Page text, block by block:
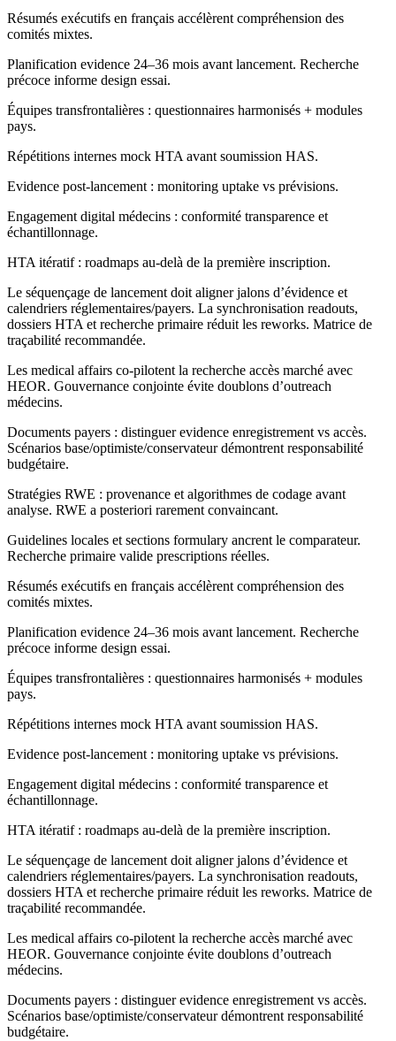
Résumés exécutifs en français accélèrent compréhension des
comités mixtes.
Planification evidence 24–36 mois avant lancement. Recherche
précoce informe design essai.
Équipes transfrontalières : questionnaires harmonisés + modules
pays.
Répétitions internes mock HTA avant soumission HAS.
Evidence post-lancement : monitoring uptake vs prévisions.
Engagement digital médecins : conformité transparence et
échantillonnage.
HTA itératif : roadmaps au-delà de la première inscription.
Le séquençage de lancement doit aligner jalons d’évidence et
calendriers réglementaires/payers. La synchronisation readouts,
dossiers HTA et recherche primaire réduit les reworks. Matrice de
traçabilité recommandée.
Les medical affairs co-pilotent la recherche accès marché avec
HEOR. Gouvernance conjointe évite doublons d’outreach
médecins.
Documents payers : distinguer evidence enregistrement vs accès.
Scénarios base/optimiste/conservateur démontrent responsabilité
budgétaire.
Stratégies RWE : provenance et algorithmes de codage avant
analyse. RWE a posteriori rarement convaincant.
Guidelines locales et sections formulary ancrent le comparateur.
Recherche primaire valide prescriptions réelles.
Résumés exécutifs en français accélèrent compréhension des
comités mixtes.
Planification evidence 24–36 mois avant lancement. Recherche
précoce informe design essai.
Équipes transfrontalières : questionnaires harmonisés + modules
pays.
Répétitions internes mock HTA avant soumission HAS.
Evidence post-lancement : monitoring uptake vs prévisions.
Engagement digital médecins : conformité transparence et
échantillonnage.
HTA itératif : roadmaps au-delà de la première inscription.
Le séquençage de lancement doit aligner jalons d’évidence et
calendriers réglementaires/payers. La synchronisation readouts,
dossiers HTA et recherche primaire réduit les reworks. Matrice de
traçabilité recommandée.
Les medical affairs co-pilotent la recherche accès marché avec
HEOR. Gouvernance conjointe évite doublons d’outreach
médecins.
Documents payers : distinguer evidence enregistrement vs accès.
Scénarios base/optimiste/conservateur démontrent responsabilité
budgétaire.